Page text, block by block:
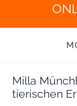
Milla
tierischen